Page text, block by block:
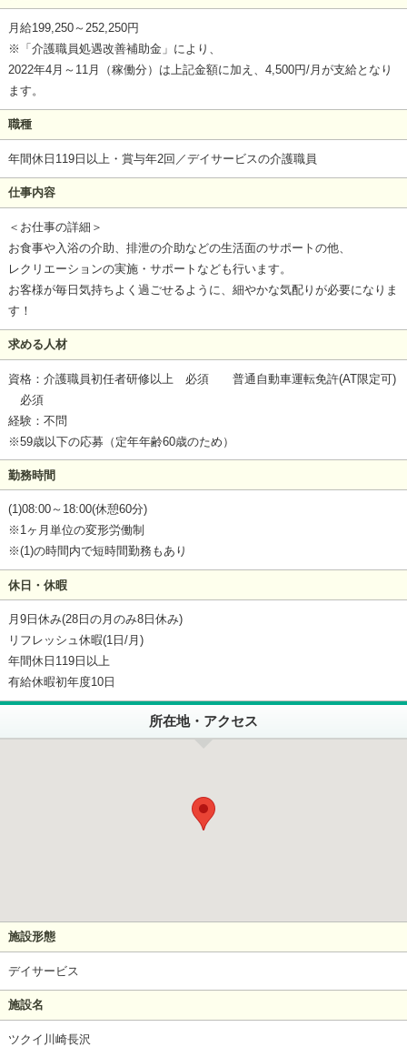
月給199,250～252,250円
※「介護職員処遇改善補助金」により、
2022年4月～11月（稼働分）は上記金額に加え、4,500円/月が支給となり
ます。
職種
年間休日119日以上・賞与年2回／デイサービスの介護職員
仕事内容
＜お仕事の詳細＞
お食事や入浴の介助、排泄の介助などの生活面のサポートの他、
レクリエーションの実施・サポートなども行います。
お客様が毎日気持ちよく過ごせるように、細やかな気配りが必要になりま
す！
求める人材
資格：介護職員初任者研修以上 必須 普通自動車運転免許(AT限定可)
必須
経験：不問
※59歳以下の応募（定年年齢60歳のため）
勤務時間
(1)08:00～18:00(休憩60分)
※1ヶ月単位の変形労働制
※(1)の時間内で短時間勤務もあり
休日・休暇
月9日休み(28日の月のみ8日休み)
リフレッシュ休暇(1日/月)
年間休日119日以上
有給休暇初年度10日
所在地・アクセス
施設形態
デイサービス
施設名
ツクイ川崎長沢